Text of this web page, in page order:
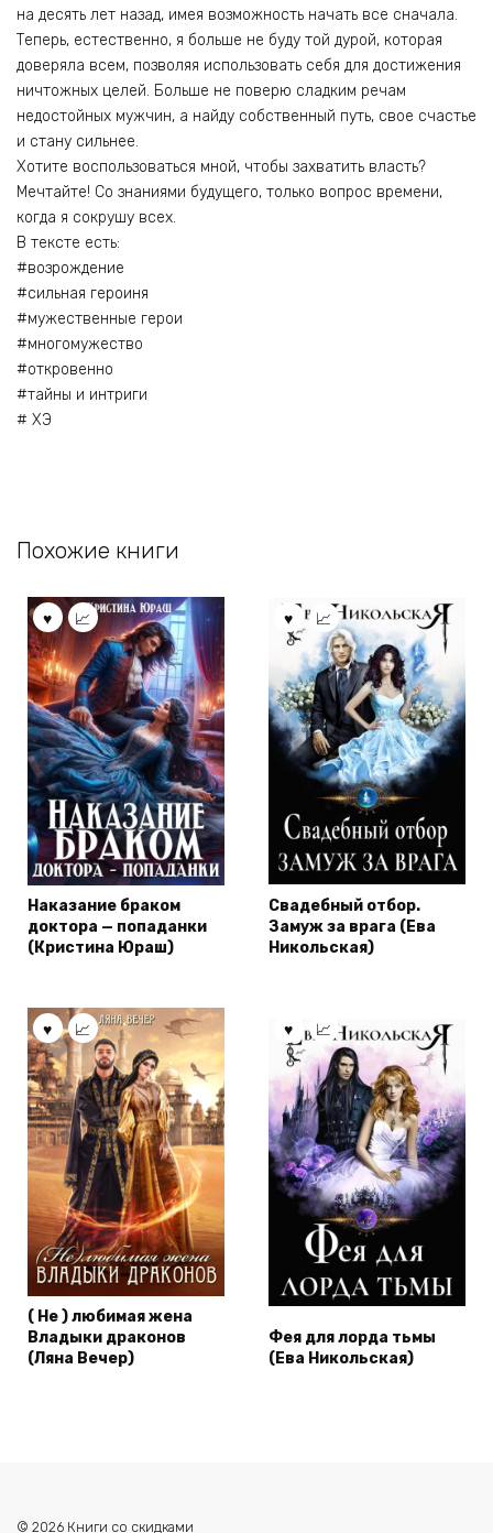
на десять лет назад, имея возможность начать все сначала.
Теперь, естественно, я больше не буду той дурой, которая
доверяла всем, позволяя использовать себя для достижения
ничтожных целей. Больше не поверю сладким речам
недостойных мужчин, а найду собственный путь, свое счастье
и стану сильнее.
Хотите воспользоваться мной, чтобы захватить власть?
Мечтайте! Со знаниями будущего, только вопрос времени,
когда я сокрушу всех.
В тексте есть:
#возрождение
#сильная героиня
#мужественные герои
#многомужество
#откровенно
#тайны и интриги
# ХЭ
Похожие книги
Наказание браком
доктора — попаданки
(Кристина Юраш)
Свадебный отбор.
Замуж за врага (Ева
Никольская)
( Не ) любимая жена
Владыки драконов
(Ляна Вечер)
Фея для лорда тьмы
(Ева Никольская)
© 2026 Книги со скидками